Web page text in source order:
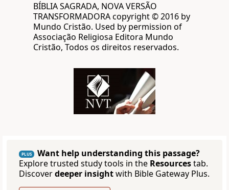
BÍBLIA SAGRADA, NOVA VERSÃO
TRANSFORMADORA copyright © 2016 by
Mundo Cristão. Used by permission of
Associação Religiosa Editora Mundo
Cristão, Todos os direitos reservados.
PLUS
Want help understanding this passage?
Explore trusted study tools in the Resourcestab.
Discoverdeeper insightwith Bible Gateway Plus.